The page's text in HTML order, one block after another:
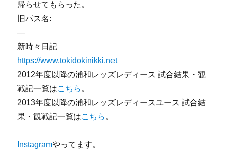
帰らせてもらった。
旧パス名:
—
新時々日記
https://www.tokidokinikki.net
2012年度以降の浦和レッズレディース 試合結果・観
戦記一覧はこちら 。
2013年度以降の浦和レッズレディースユース 試合結
果・観戦記一覧はこちら 。
Instagramやってます。